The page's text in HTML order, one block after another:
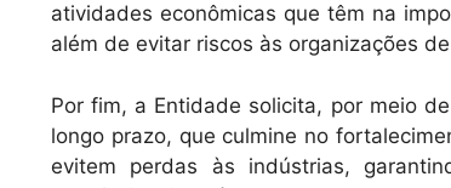
atividades econômicas que têm na
além de evitar riscos às organizações
Por fim, a Entidade solicita, por meio
longo prazo, que culmine no
evitem perdas às indústrias,